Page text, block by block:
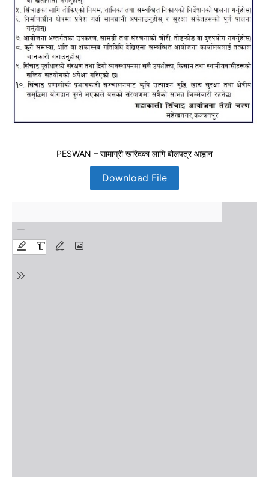
PESWAN – सामाग्री खरिदका लागि बोलपत्र आह्वान
Download File